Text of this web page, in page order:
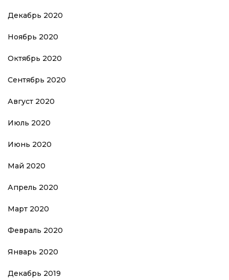
Декабрь 2020
Ноябрь 2020
Октябрь 2020
Сентябрь 2020
Август 2020
Июль 2020
Июнь 2020
Май 2020
Апрель 2020
Март 2020
Февраль 2020
Январь 2020
Декабрь 2019